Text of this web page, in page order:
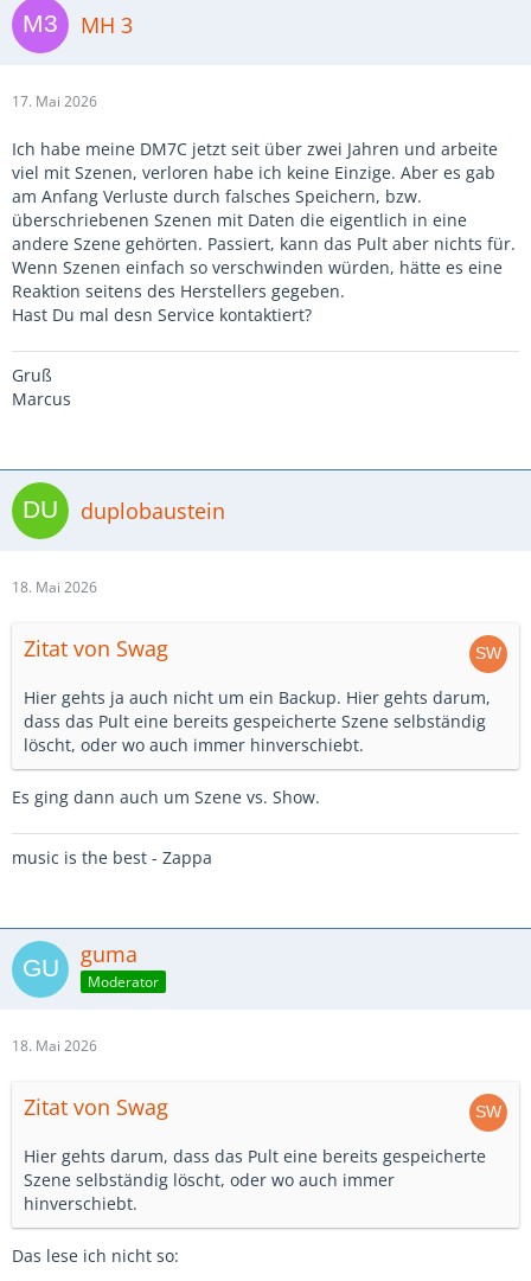
MH 3
17. Mai 2026
Ich habe meine DM7C jetzt seit über zwei Jahren und arbeite
viel mit Szenen, verloren habe ich keine Einzige. Aber es gab
am Anfang Verluste durch falsches Speichern, bzw.
überschriebenen Szenen mit Daten die eigentlich in eine
andere Szene gehörten. Passiert, kann das Pult aber nichts für.
Wenn Szenen einfach so verschwinden würden, hätte es eine
Reaktion seitens des Herstellers gegeben.
Hast Du mal desn Service kontaktiert?
Gruß
Marcus
duplobaustein
18. Mai 2026
Zitat von Swag
Hier gehts ja auch nicht um ein Backup. Hier gehts darum,
dass das Pult eine bereits gespeicherte Szene selbständig
löscht, oder wo auch immer hinverschiebt.
Es ging dann auch um Szene vs. Show.
music is the best - Zappa
guma
Moderator
18. Mai 2026
Zitat von Swag
Hier gehts darum, dass das Pult eine bereits gespeicherte
Szene selbständig löscht, oder wo auch immer
hinverschiebt.
Das lese ich nicht so: